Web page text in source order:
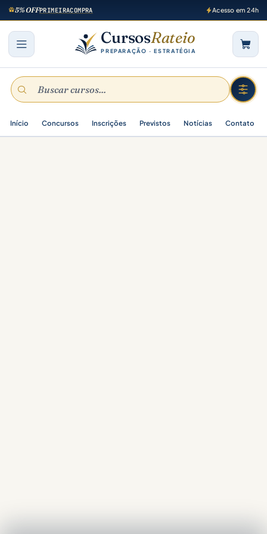
5% OFFPRIMEIRACOMPRA Acesso em 24h
CursosRateio
PREPARAÇÃO · ESTRATÉGIA
Início Concursos Inscrições Previstos Notícias Contato